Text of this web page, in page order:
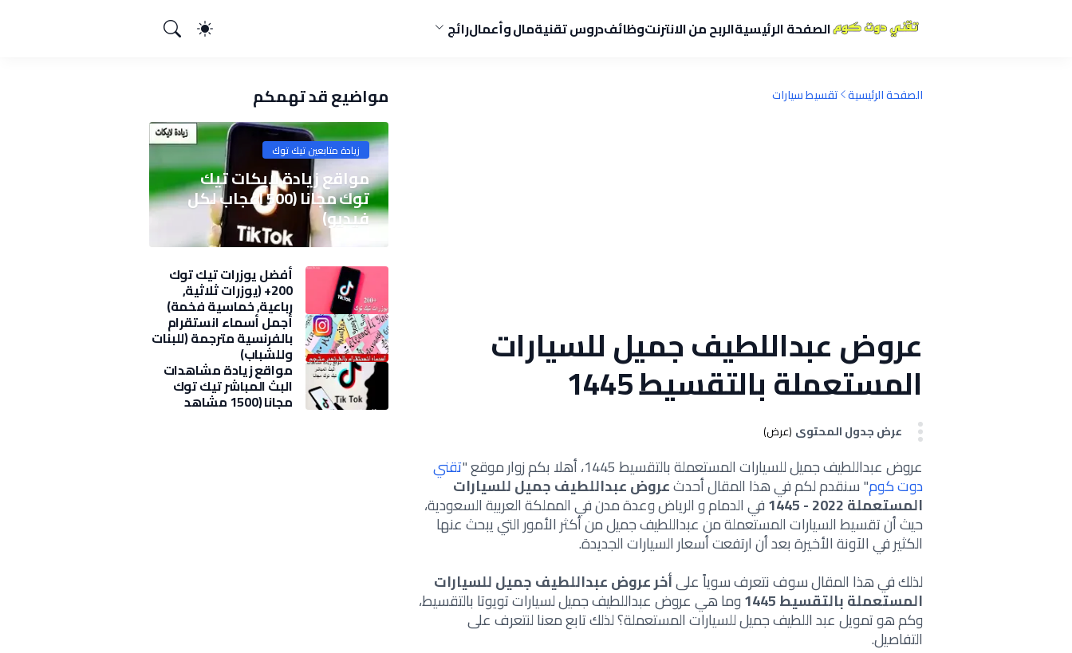
الصفحة الرئيسيةالربح من الانترنتوظائفدروس تقنيةمال وأعمالرائج
الصفحة الرئيسية تقسيط سيارات
عروض عبداللطيف جميل للسيارات
المستعملة بالتقسيط 1445
عرض جدول المحتوى (عرض)
عروض عبداللطيف جميل للسيارات المستعملة بالتقسيط 1445، أهلا بكم زوار موقع " تقني
دوت كوم" سنقدم لكم في هذا المقال أحدثعروض عبداللطيف جميل للسيارات
المستعملة 2022 - 1445 في الدمام و الرياض وعدة مدن في المملكة العربية السعودية،
حيث أن تقسيط السيارات المستعملة من عبداللطيف جميل من أكثر الأمور التي يبحث عنها
الكثير في الآونة الأخيرة بعد أن ارتفعت أسعار السيارات الجديدة.
لذلك في هذا المقال سوف نتعرف سوياً علىأخر عروض عبداللطيف جميل للسيارات
المستعملة بالتقسيط 1445 وما هي عروض عبداللطيف جميل لسيارات تويوتا بالتقسيط،
وكم هو تمويل عبد اللطيف جميل للسيارات المستعملة؟ لذلك تابع معنا لنتعرف على
التفاصيل.
مواضيع قد تهمكم
زيادة متابعين تيك توك
مواقع زيادة لايكات تيك
توك مجانا (500 اعجاب لكل
فيديو)
أفضل يوزرات تيك توك
200+ (يوزرات ثلاثية,
رباعية, خماسية فخمة)
2025
أجمل أسماء انستقرام
بالفرنسية مترجمة (للبنات
وللشباب)
مواقع زيادة مشاهدات
البث المباشر تيك توك
مجانا (1500 مشاهد